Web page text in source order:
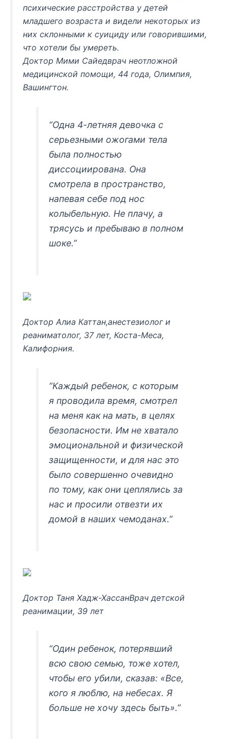
психические расстройства у детей
младшего возраста и видели некоторых из
них склонными к суициду или говорившими,
что хотели бы умереть.
Доктор Мими Сайедврач неотложной
медицинской помощи, 44 года, Олимпия,
Вашингтон.
“Одна 4-летняя девочка с
серьезными ожогами тела
была полностью
диссоциирована. Она
смотрела в пространство,
напевая себе под нос
колыбельную. Не плачу, а
трясусь и пребываю в полном
шоке.”
Доктор Алиа Каттан,анестезиолог и
реаниматолог, 37 лет, Коста-Меса,
Калифорния.
“Каждый ребенок, с которым
я проводила время, смотрел
на меня как на мать, в целях
безопасности. Им не хватало
эмоциональной и физической
защищенности, и для нас это
было совершенно очевидно
по тому, как они цеплялись за
нас и просили отвезти их
домой в наших чемоданах.”
Доктор Таня Хадж-ХассанВрач детской
реанимации, 39 лет
“Один ребенок, потерявший
всю свою семью, тоже хотел,
чтобы его убили, сказав: «Все,
кого я люблю, на небесах. Я
больше не хочу здесь быть».”